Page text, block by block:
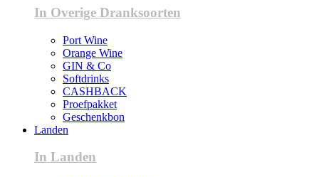
In Overige Dranksoorten
Port Wine
Orange Wine
GIN & Co
Softdrinks
CASHBACK
Proefpakket
Geschenkbon
Landen
In Landen